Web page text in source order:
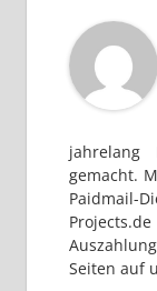
jahrelang
gemacht.
Seiten auf